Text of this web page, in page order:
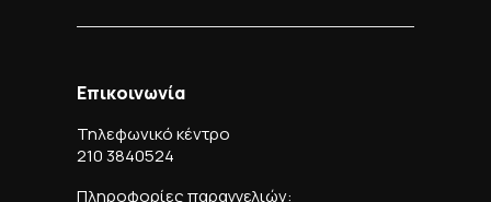
Επικοινωνία
Τηλεφωνικό κέντρο
210 3840524
Πληροφορίες παραγγελιών: